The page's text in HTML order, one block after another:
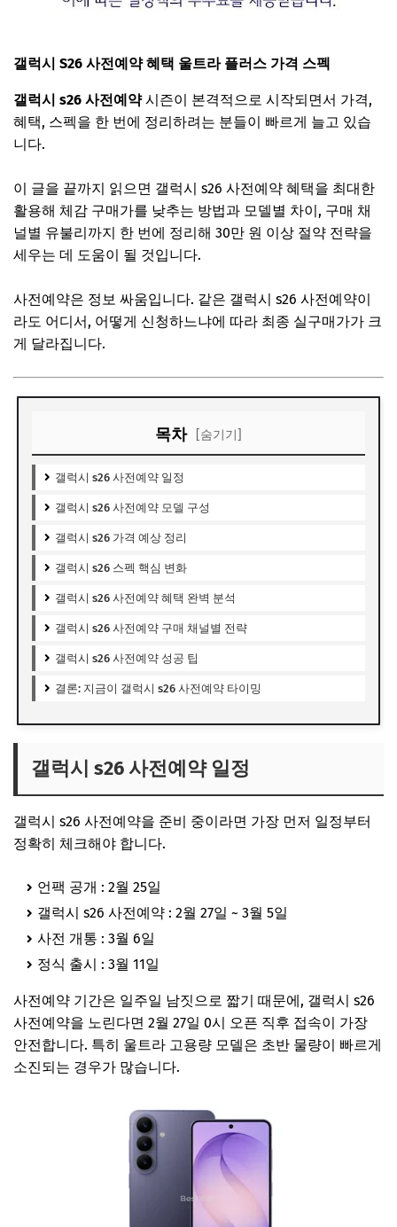
갤럭시 S26 사전예약 혜택 울트라 플러스 가격 스펙
갤럭시 s26 사전예약시즌이 본격적으로 시작되면서 가격,
혜택, 스펙을 한 번에 정리하려는 분들이 빠르게 늘고 있습
니다.
이 글을 끝까지 읽으면 갤럭시 s26 사전예약 혜택을 최대한
활용해 체감 구매가를 낮추는 방법과 모델별 차이, 구매 채
널별 유불리까지 한 번에 정리해 30만 원 이상 절약 전략을
세우는 데 도움이 될 것입니다.
사전예약은 정보 싸움입니다. 같은 갤럭시 s26 사전예약이
라도 어디서, 어떻게 신청하느냐에 따라 최종 실구매가가 크
게 달라집니다.
목차 [숨기기]
갤럭시 s26 사전예약 일정
갤럭시 s26 사전예약 모델 구성
갤럭시 s26 가격 예상 정리
갤럭시 s26 스펙 핵심 변화
갤럭시 s26 사전예약 혜택 완벽 분석
갤럭시 s26 사전예약 구매 채널별 전략
갤럭시 s26 사전예약 성공 팁
결론: 지금이 갤럭시 s26 사전예약 타이밍
갤럭시 s26 사전예약 일정
갤럭시 s26 사전예약을 준비 중이라면 가장 먼저 일정부터
정확히 체크해야 합니다.
언팩 공개 : 2월 25일
갤럭시 s26 사전예약 : 2월 27일 ~ 3월 5일
사전 개통 : 3월 6일
정식 출시 : 3월 11일
사전예약 기간은 일주일 남짓으로 짧기 때문에, 갤럭시 s26
사전예약을 노린다면 2월 27일 0시 오픈 직후 접속이 가장
안전합니다. 특히 울트라 고용량 모델은 초반 물량이 빠르게
소진되는 경우가 많습니다.